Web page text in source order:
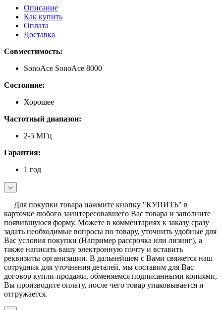
Описание
Как купить
Оплата
Доставка
Совместимость:
SonoAce SonoAce 8000
Состояние:
Хорошее
Частотный диапазон:
2-5 МГц
Гарантия:
1 год
Для покупки товара нажмите кнопку "КУПИТЬ" в
карточке любого заинтересовавшего Вас товара и заполните
появившуюся форму. Можете в комментариях к заказу сразу
задать необходимые вопросы по товару, уточнить удобные для
Вас условия покупки (Например рассрочка или лизинг), а
также написать вашу электронную почту и вставить
реквизиты организации. В дальнейшем с Вами свяжется наш
сотрудник для уточнения деталей, мы составим для Вас
договор купли-продажи, обменяемся подписанными копиями,
Вы производите оплату, после чего товар упаковывается и
отгружается.